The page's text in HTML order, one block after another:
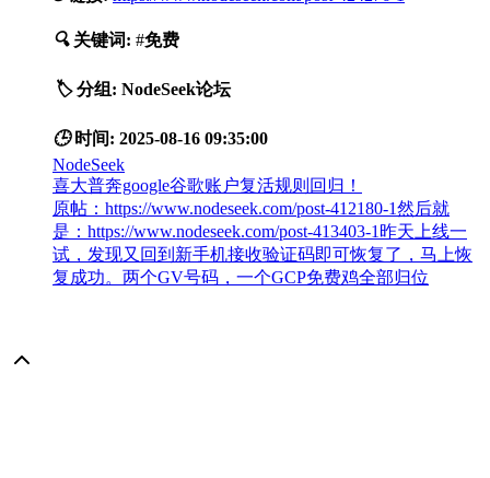
🔍 关键词: #免费
🏷️ 分组: NodeSeek论坛
🕒 时间: 2025-08-16 09:35:00
NodeSeek
喜大普奔google谷歌账户复活规则回归！
原帖：https://www.nodeseek.com/post-412180-1然后就
是：https://www.nodeseek.com/post-413403-1昨天上线一
试，发现又回到新手机接收验证码即可恢复了，马上恢
复成功。两个GV号码，一个GCP免费鸡全部归位